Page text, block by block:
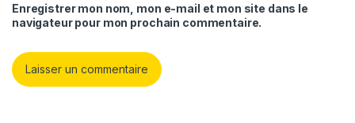
Enregistrer mon nom, mon e-mail et mon site dans le
navigateur pour mon prochain commentaire.